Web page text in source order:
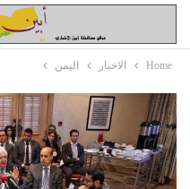
Home الاخبار اليمن